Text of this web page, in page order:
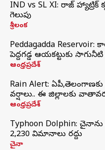
IND vs SL XI: సిరాజ్‌ హ్యాట్రిక్‌
గెలుపు
శ్రీలంక
Peddagadda Reservoir:
పెద్దగడ్డ ఆయకట్టుకు
ఆంధ్రప్రదేశ్
Rain Alert: ఏపీ,తెలంగాణకు
వర్షాలు.. ఈ జిల్లాలకు
ఆంధ్రప్రదేశ్
Typhoon Dolphin:
2,230 విమానాలు రద్దు
చైనా